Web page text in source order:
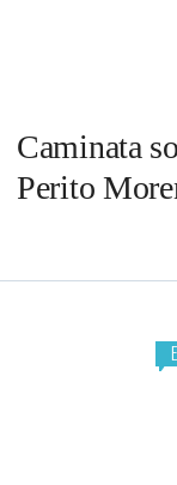
Caminata
Perito